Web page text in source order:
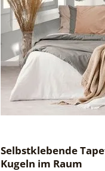
Selbstklebende
Kugeln im Raum